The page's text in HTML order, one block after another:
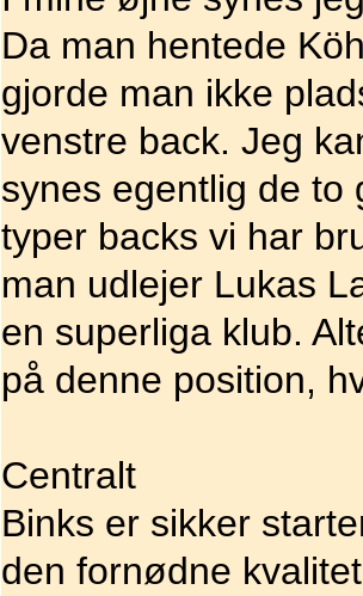
Da man hentede
gjorde man ikke
venstre back. Jeg
synes egentlig de
typer backs vi har
man udlejer Lukas
en superliga klub.
på denne position,
Centralt
Binks er sikker
den fornødne